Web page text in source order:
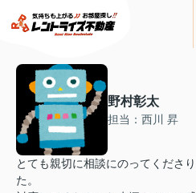
野村彰太
担当：西川 昇
とても親切に相談にのってくださ
た。